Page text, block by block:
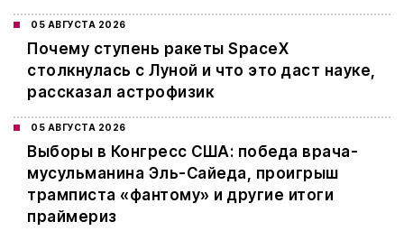
05 АВГУСТА 2026
Почему ступень ракеты SpaceX
столкнулась с Луной и что это даст науке,
рассказал астрофизик
05 АВГУСТА 2026
Выборы в Конгресс США: победа врача-
мусульманина Эль-Сайеда, проигрыш
трамписта «фантому» и другие итоги
праймериз